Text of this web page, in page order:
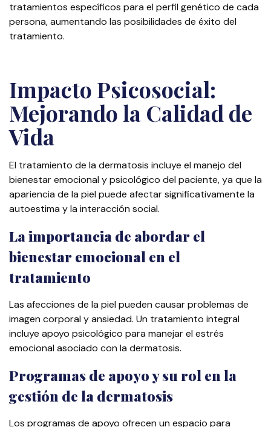
tratamientos específicos para el perfil genético de cada
persona, aumentando las posibilidades de éxito del
tratamiento.
Impacto Psicosocial:
Mejorando la Calidad de
Vida
El tratamiento de la dermatosis incluye el manejo del
bienestar emocional y psicológico del paciente, ya que la
apariencia de la piel puede afectar significativamente la
autoestima y la interacción social.
La importancia de abordar el
bienestar emocional en el
tratamiento
Las afecciones de la piel pueden causar problemas de
imagen corporal y ansiedad. Un tratamiento integral
incluye apoyo psicológico para manejar el estrés
emocional asociado con la dermatosis.
Programas de apoyo y su rol en la
gestión de la dermatosis
Los programas de apoyo ofrecen un espacio para